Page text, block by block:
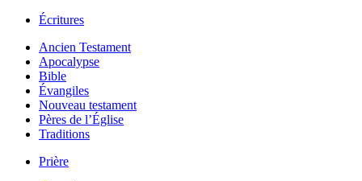
Écritures
Ancien Testament
Apocalypse
Bible
Évangiles
Nouveau testament
Pères de l’Église
Traditions
Prière